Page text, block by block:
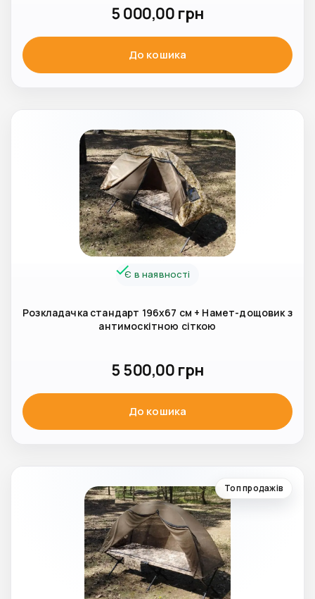
5 000,00 грн
До кошика
Є в наявності
Розкладачка стандарт 196х67 см + Намет-дощовик з
антимоскітною сіткою
5 500,00 грн
До кошика
Топ продажів